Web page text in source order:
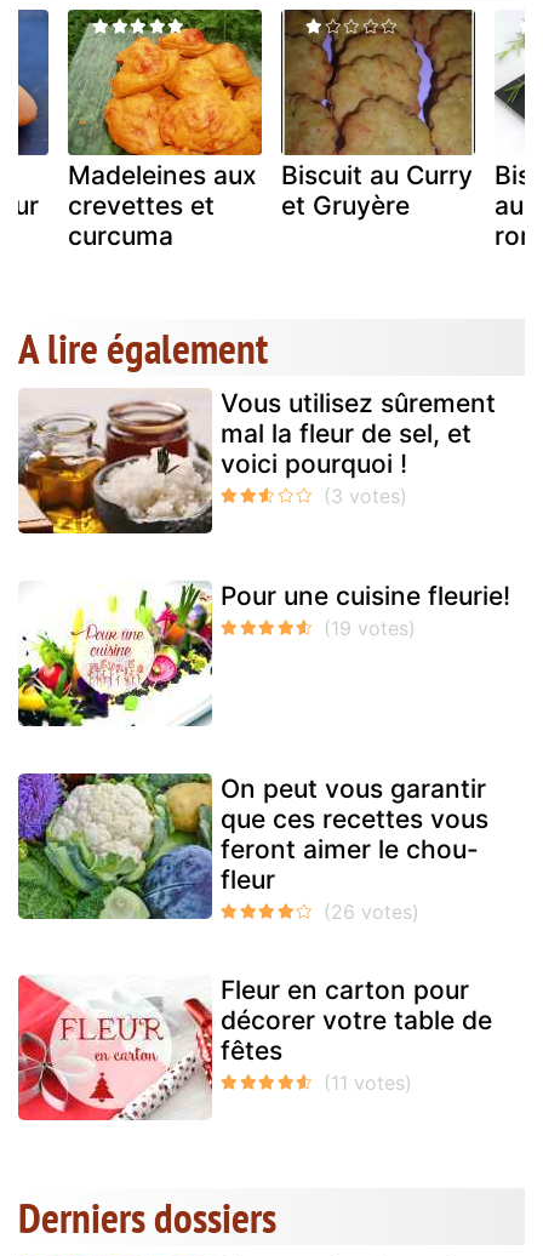
Madeleines aux
crevettes et
curcuma
Biscuit au Curry
et Gruyère
au
A lire également
Vous utilisez sûrement
mal la fleur de sel, et
voici pourquoi !
Pour une cuisine fleurie!
On peut vous garantir
que ces recettes vous
feront aimer le chou-
fleur
Fleur en carton pour
décorer votre table de
fêtes
Derniers dossiers